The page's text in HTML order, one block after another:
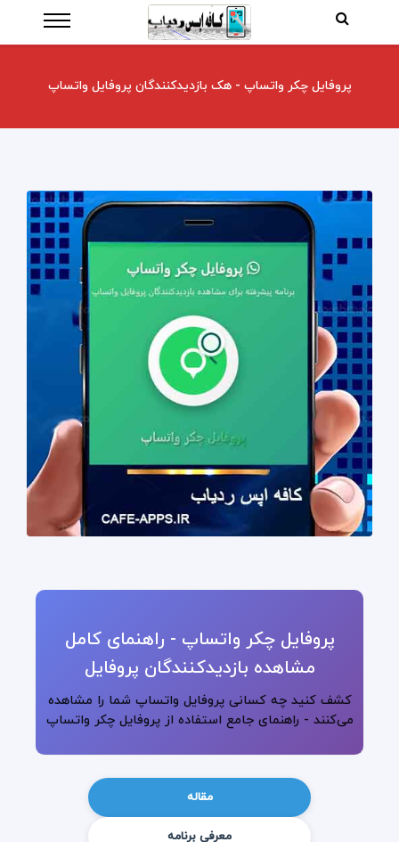
پروفایل چکر واتساپ - هک بازدیدکنندگان پروفایل واتساپ
پروفایل چکر واتساپ - راهنمای کامل
مشاهده بازدیدکنندگان پروفایل
کشف کنید چه کسانی پروفایل واتساپ شما را مشاهده
می‌کنند - راهنمای جامع استفاده از پروفایل چکر واتساپ
مقاله
معرفی برنامه